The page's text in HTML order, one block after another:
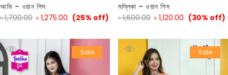
আভি – ওয়ান পিস
৳1,700.00 ৳ 1,275.00 (25% off)
মল্লিকা – ওয়ান পিস
৳1,600.00 ৳ 1,120.00 (30% off)
Sale Sale